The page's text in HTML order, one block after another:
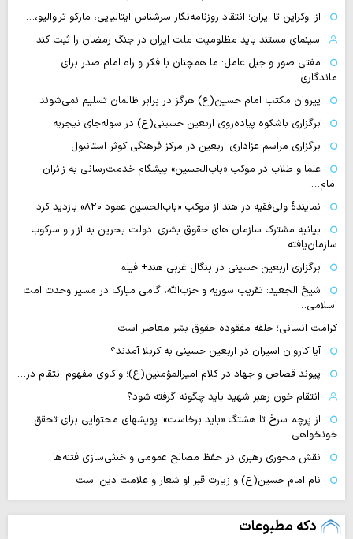
از اوکراین تا ایران؛ انتقاد روزنامه‌نگار سرشناس ایتالیایی، مارکو تراوالیو،…
سینمای مستند باید مظلومیت ملت ایران در جنگ رمضان را ثبت کند
مفتی صور و جبل عامل: ما همچنان با فکر و راه امام صدر برای
ماندگاری…
پیروان مکتب امام حسین(ع) هرگز در برابر ظالمان تسلیم نمی‌شوند
برگزاری باشکوه پیاده‌روی اربعین حسینی(ع) در سوله‌جای نیجریه
برگزاری مراسم عزاداری اربعین در مرکز فرهنگی کوثر استانبول
علما و طلاب در موکب «باب‌الحسین» پیشگام خدمت‌رسانی به زائران
امام…
نمایندهٔ ولی‌فقیه در هند از موکب «باب‌الحسین عمود ۸۲۰» بازدید کرد
بیانیه مشترک سازمان های حقوق بشری: دولت بحرین به آزار و سرکوب
سازمان‌یافته…
برگزاری اربعین حسینی در بنگال غربی هند+ فیلم
شیخ الجعید: تقریب سوریه و حزب‌الله، گامی مبارک در مسیر وحدت امت
اسلامی…
کرامت انسانی؛ حلقه مفقوده حقوق بشر معاصر است
آیا کاروان اسیران در اربعین حسینی به کربلا آمدند؟
پیوند قصاص و جهاد در کلام امیرالمؤمنین(ع)؛ واکاوی مفهوم انتقام در…
انتقام خون رهبر شهید باید چگونه گرفته شود؟
از پرچم سرخ تا هشتگ «باید برخاست»؛ پویشهای محتوایی برای تحقق
خونخواهی
نقش محوری رهبری در حفظ مصالح عمومی و خنثی‌سازی فتنه‌ها
نام امام حسین(ع) و زیارت قبر او شعار و علامت دین است
دکه مطبوعات